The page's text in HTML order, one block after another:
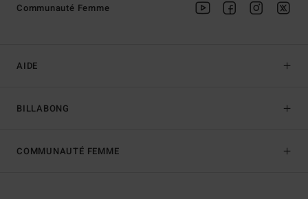
AIDE
BILLABONG
Communauté Femme
COMMUNAUTÉ FEMME